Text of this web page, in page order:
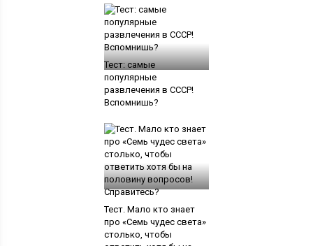
Тест: самые
популярные
развлечения в СССР!
Вспомнишь?
Тест. Мало кто знает
про «Семь чудес света»
столько, чтобы